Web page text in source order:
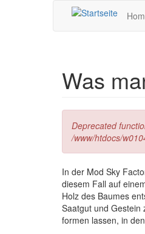
Was
Fehlermeldung
Deprecated
/www/htdocs/
In der Mod Sky
diesem Fall auf
Holz des Baumes
Saatgut und Gestein
formen lassen, in